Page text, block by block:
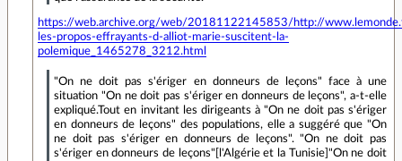
https://web.archive.org/web/20181122145853/http://
les-propos-effrayants-d-alliot-marie-suscitent-la-
polemique_1465278_3212.html
"On ne doit pas s'ériger en donneurs de leçons" face à une
situation "On ne doit pas s'ériger en donneurs de leçons", a-t-elle
expliqué.Tout en invitant les dirigeants à "On ne doit pas s'ériger
en donneurs de leçons" des populations, elle a suggéré que "On
ne doit pas s'ériger en donneurs de leçons". "On ne doit pas
s'ériger en donneurs de leçons"[l'Algérie et la Tunisie]"On ne doit